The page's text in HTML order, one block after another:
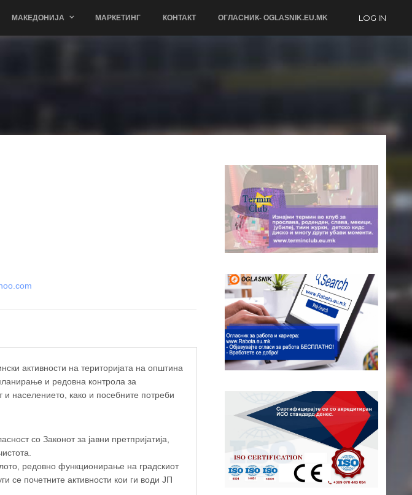
LOG IN
МАКЕДОНИЈА МАРКЕТИНГ КОНТАКТ ОГЛАСНИК- OGLASNIK.EU.MK
активности на територијата на општина
и редовна контрола за
населението, како и посебните потреби
со Законот за јавни претпријатија,
редовно функционирање на градскиот
се почетните активности кои ги води ЈП
© OpenStreetMap contributors